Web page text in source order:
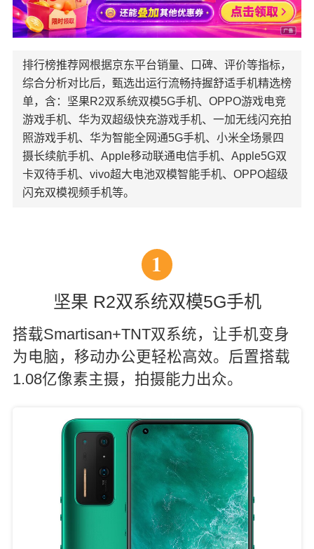
排行榜推荐网根据京东平台销量、口碑、评价等指标，
综合分析对比后，甄选出运行流畅持握舒适手机精选榜
单，含：坚果R2双系统双模5G手机、OPPO游戏电竞
游戏手机、华为双超级快充游戏手机、一加无线闪充拍
照游戏手机、华为智能全网通5G手机、小米全场景四
摄长续航手机、Apple移动联通电信手机、Apple5G双
卡双待手机、vivo超大电池双模智能手机、OPPO超级
闪充双模视频手机等。
1
坚果 R2双系统双模5G手机
搭载Smartisan+TNT双系统，让手机变身
为电脑，移动办公更轻松高效。后置搭载
1.08亿像素主摄，拍摄能力出众。